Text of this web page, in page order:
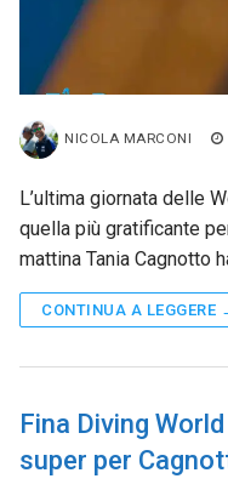
NICOLA MARCONI
L’ultima giornata delle
quella più gratificante
mattina Tania Cagnotto
CONTINUA A LEGGERE
Fina Diving
super per